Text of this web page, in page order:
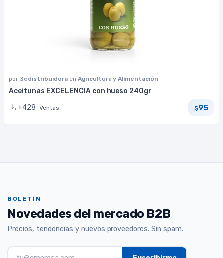
por 3edistribuidora en Agricultura y Alimentación
Aceitunas EXCELENCIA con hueso 240gr
+428 Ventas $95
BOLETÍN
Novedades del mercado B2B
Precios, tendencias y nuevos proveedores. Sin spam.